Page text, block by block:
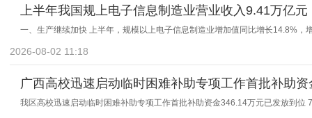
上半年我国规上电子信息制造业营业收入9.41万亿元
一、生产继续加快 上半年，规模以上电子信息制造业增加值同比增长14.8%，
2026-08-02 11:18
广西高校迅速启动临时困难补助专项工作首批补助资
我区高校迅速启动临时困难补助专项工作首批补助资金346.14万元已发放到位